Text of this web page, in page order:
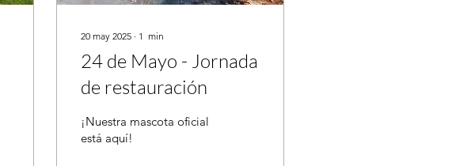
20 may 2025 ∙ 1 min
24 de Mayo - Jornada
de restauración
¡Nuestra mascota oficial
está aquí!